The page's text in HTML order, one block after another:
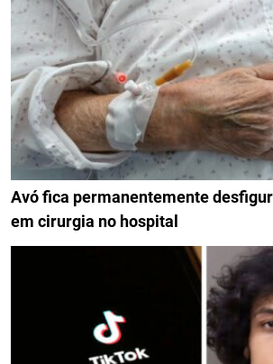
Avó fica permanentemente
em cirurgia no hospital